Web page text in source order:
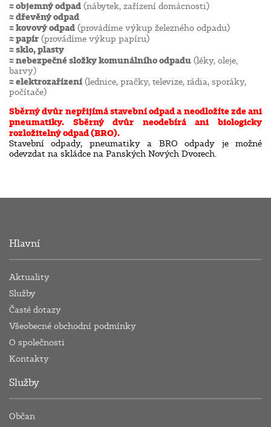
≈ objemný odpad (nábytek, zařízení domácnosti)
≈ dřevěný odpad
≈kovový odpad (provádíme výkup železného odpadu)
≈ papír (provádíme výkup papíru)
≈sklo, plasty
≈nebezpečné složky komunálního odpadu (léky, oleje,
barvy)
≈elektrozařízení (lednice, pračky, televize, rádia, sporáky,
počítače)
Sběrný dvůr nepřijímá stavební odpad a neodložíte zde ani
pneumatiky. Sběrný dvůr neodebírá ani biologicky
rozložitelný odpad (BRO).
Stavební odpady, pneumatiky a BRO odpady je možné
odevzdat na skládce na Panských Nových Dvorech.
Hlavní
Aktuality
Služby
Časté dotazy
Všeobecné obchodní podmínky
O společnosti
Kontakty
Služby
Občan